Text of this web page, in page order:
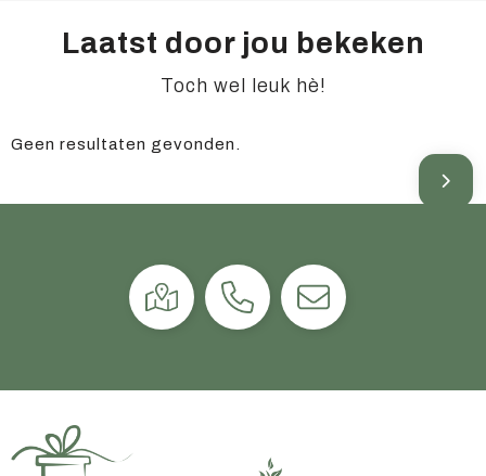
Laatst door jou bekeken
Toch wel leuk hè!
Geen resultaten gevonden.